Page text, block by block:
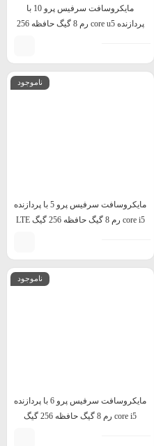
مایکروسافت سرفیس پرو 10 با
پردازنده core u5 رم 8 گیگ حافظه 256
ناموجود
مایکروسافت سرفیس پرو 5 با پردازنده
core i5 رم 8 گیگ حافظه 256 گیگ LTE
ناموجود
مایکروسافت سرفیس پرو 6 با پردازنده
core i5 رم 8 گیگ حافظه 256 گیگ